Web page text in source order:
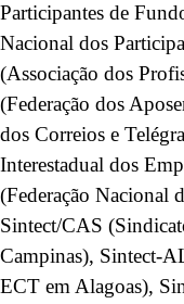
Participantes de
Nacional dos
(Associação dos
(Federação dos
dos Correios e
Interestadual dos
(Federação Nacional
Sintect/CAS
Campinas), Sintect-
ECT em Alagoas),